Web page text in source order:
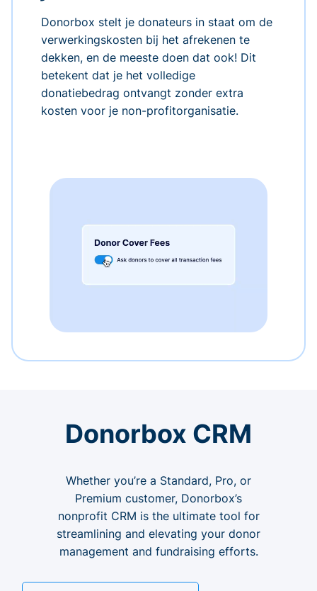
Donorbox stelt je donateurs in staat om de
verwerkingskosten bij het afrekenen te
dekken, en de meeste doen dat ook! Dit
betekent dat je het volledige
donatiebedrag ontvangt zonder extra
kosten voor je non-profitorganisatie.
Donorbox CRM
Whether you’re a Standard, Pro, or
Premium customer, Donorbox’s
nonprofit CRM is the ultimate tool for
streamlining and elevating your donor
management and fundraising efforts.